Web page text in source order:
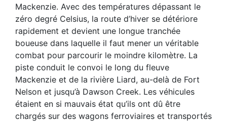
Mackenzie. Avec des températures dépassant le
zéro degré Celsius, la route d’hiver se détériore
rapidement et devient une longue tranchée
boueuse dans laquelle il faut mener un véritable
combat pour parcourir le moindre kilomètre. La
piste conduit le convoi le long du fleuve
Mackenzie et de la rivière Liard, au-delà de Fort
Nelson et jusqu’à Dawson Creek. Les véhicules
étaient en si mauvais état qu’ils ont dû être
chargés sur des wagons ferroviaires et transportés